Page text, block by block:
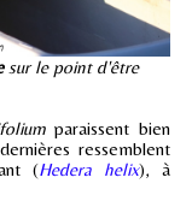
sur le point d'être
paraissent bien
ressemblent
(Hedera helix), à